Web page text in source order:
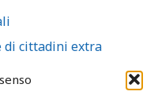
di cittadini extra
e confini